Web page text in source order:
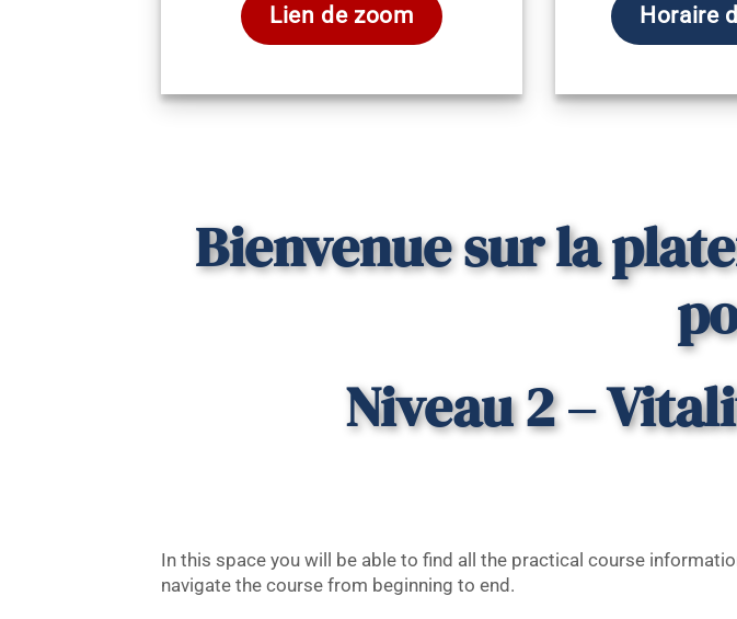
Lien de zoom Horaire
Bienvenue sur la
Niveau 2 –
In this space you will be able to find all the practical course
navigate the course from beginning to end.